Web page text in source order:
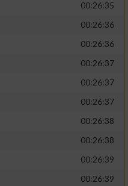
00:26:35
00:26:36
00:26:36
00:26:37
00:26:37
00:26:37
00:26:38
00:26:38
00:26:39
00:26:39